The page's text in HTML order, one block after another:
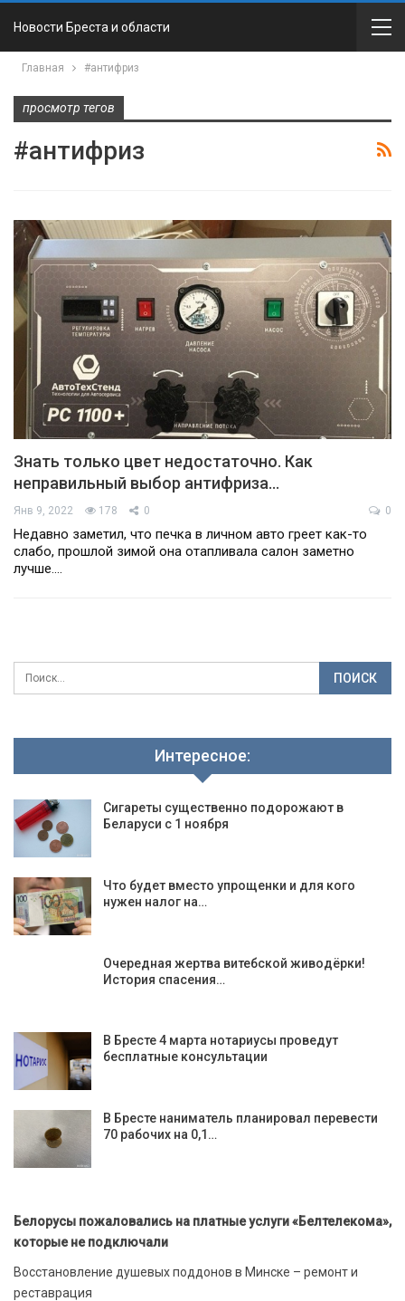
Новости Бреста и области
Главная #антифриз
просмотр тегов
#антифриз
Знать только цвет недостаточно. Как
неправильный выбор антифриза…
Янв 9, 2022 178 0 0
Недавно заметил, что печка в личном авто греет как-то
слабо, прошлой зимой она отапливала салон заметно
лучше.…
Интересное:
Сигареты существенно подорожают в
Беларуси с 1 ноября
Что будет вместо упрощенки и для кого
нужен налог на…
Очередная жертва витебской живодёрки!
История спасения…
В Бресте 4 марта нотариусы проведут
бесплатные консультации
В Бресте наниматель планировал перевести
70 рабочих на 0,1…
Белорусы пожаловались на платные услуги «Белтелекома»,
которые не подключали
Восстановление душевых поддонов в Минске – ремонт и
реставрация